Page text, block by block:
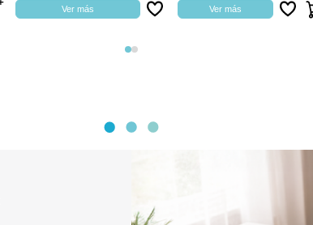
Ver más Ver más
Página 1
Página 2